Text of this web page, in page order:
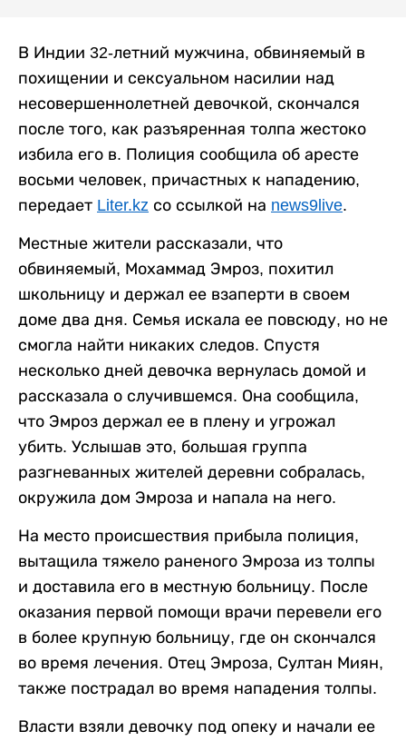
В Индии 32-летний мужчина, обвиняемый в
похищении и сексуальном насилии над
несовершеннолетней девочкой, скончался
после того, как разъяренная толпа жестоко
избила его в. Полиция сообщила об аресте
восьми человек, причастных к нападению,
передает Liter.kz со ссылкой на news9live.
Местные жители рассказали, что
обвиняемый, Мохаммад Эмроз, похитил
школьницу и держал ее взаперти в своем
доме два дня. Семья искала ее повсюду, но не
смогла найти никаких следов. Спустя
несколько дней девочка вернулась домой и
рассказала о случившемся. Она сообщила,
что Эмроз держал ее в плену и угрожал
убить. Услышав это, большая группа
разгневанных жителей деревни собралась,
окружила дом Эмроза и напала на него.
На место происшествия прибыла полиция,
вытащила тяжело раненого Эмроза из толпы
и доставила его в местную больницу. После
оказания первой помощи врачи перевели его
в более крупную больницу, где он скончался
во время лечения. Отец Эмроза, Султан Миян,
также пострадал во время нападения толпы.
Власти взяли девочку под опеку и начали ее